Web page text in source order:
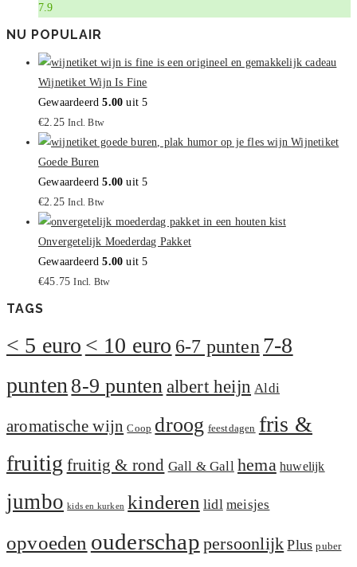
7.9
NU POPULAIR
Wijnetiket Wijn Is Fine
Gewaardeerd5.00 uit 5
€2.25 Incl. Btw
Wijnetiket
Goede Buren
Gewaardeerd5.00 uit 5
€2.25 Incl. Btw
Onvergetelijk Moederdag Pakket
Gewaardeerd5.00 uit 5
€45.75 Incl. Btw
TAGS
< 5 euro < 10 euro 6-7 punten 7-8
punten 8-9 puntenalbert heijn Aldi
aromatische wijn Coop droog feestdagen fris &
fruitig fruitig & rond Gall & Gall hema huwelijk
jumbo kids en kurken kinderen lidl meisjes
opvoeden ouderschap persoonlijk Plus puber